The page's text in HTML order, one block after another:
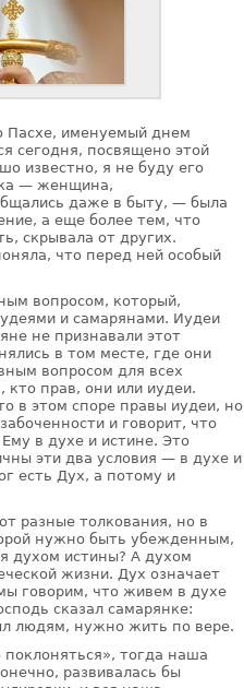
Пасхе, именуемый днем
сегодня, посвящено этой
известно, я не буду его
— женщина,
даже в быту, — была
а еще более тем, что
скрывала от других.
что перед ней особый
вопросом, который,
и самарянами. Иудеи
не признавали этот
в том месте, где они
вопросом для всех
прав, они или иудеи.
в этом споре правы иудеи, но
и говорит, что
в духе и истине. Это
эти два условия — в духе и
есть Дух, а потому и
разные толкования, но в
нужно быть убежденным,
духом истины? А духом
жизни. Дух означает
говорим, что живем в духе
сказал самарянке:
людям, нужно жить по вере.
поклоняться», тогда наша
развивалась бы